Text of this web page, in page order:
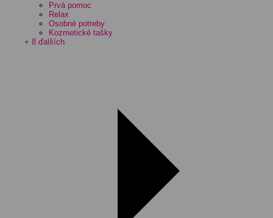
Prvá pomoc
Relax
Osobné potreby
Kozmetické tašky
+ 8 ďalších